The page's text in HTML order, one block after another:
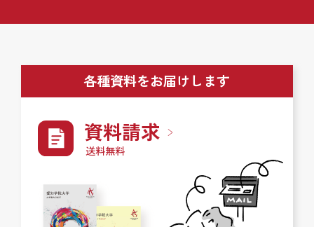
各種資料をお届けします
資料請求
送料無料